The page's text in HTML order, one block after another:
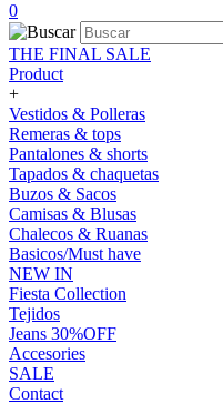
0
THE FINAL SALE
Product
+
Vestidos & Polleras
Remeras & tops
Pantalones & shorts
Tapados & chaquetas
Buzos & Sacos
Camisas & Blusas
Chalecos & Ruanas
Basicos/Must have
NEW IN
Fiesta Collection
Tejidos
Jeans 30%OFF
Accesories
SALE
Contact